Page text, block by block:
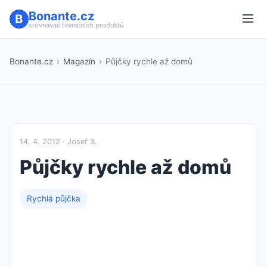
Bonante.cz
srovnávač finančních produktů
Bonante.cz › Magazín › Půjčky rychle až domů
14. 4. 2012 · Josef S.
Půjčky rychle až domů
Rychlá půjčka